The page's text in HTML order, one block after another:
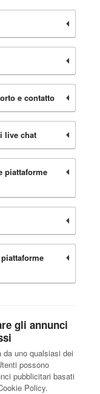
e contatto
live chat
piattaforme
gli annunci
uno qualsiasi dei
possono
pubblicitari basati
Policy.